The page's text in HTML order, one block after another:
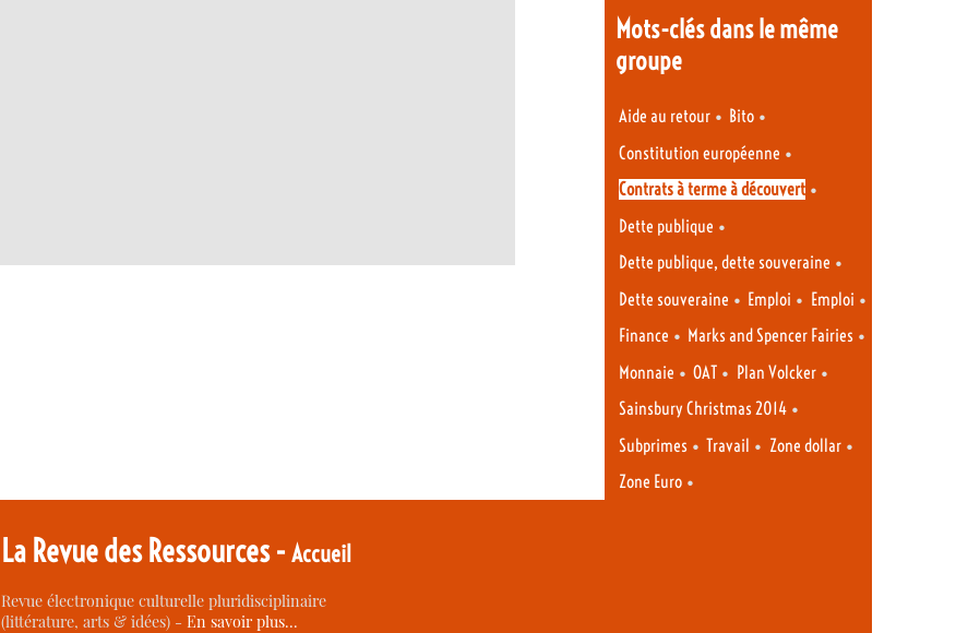
Mots-clés dans le même
groupe
Aide au retour • Bito •
Constitution européenne •
Contrats à terme à découvert •
Dette publique •
Dette publique, dette souveraine •
Dette souveraine • Emploi • Emploi •
Finance • Marks and Spencer Fairies •
Monnaie • OAT • Plan Volcker•
Sainsbury Christmas 2014 •
Subprimes • Travail • Zone dollar•
Zone Euro •
La Revue des Ressources -Accueil
Revue électronique culturelle pluridisciplinaire
(littérature, arts & idées) -En savoir plus…